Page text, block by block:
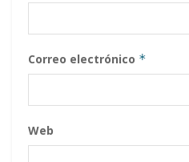
Correo electrónico *
Web